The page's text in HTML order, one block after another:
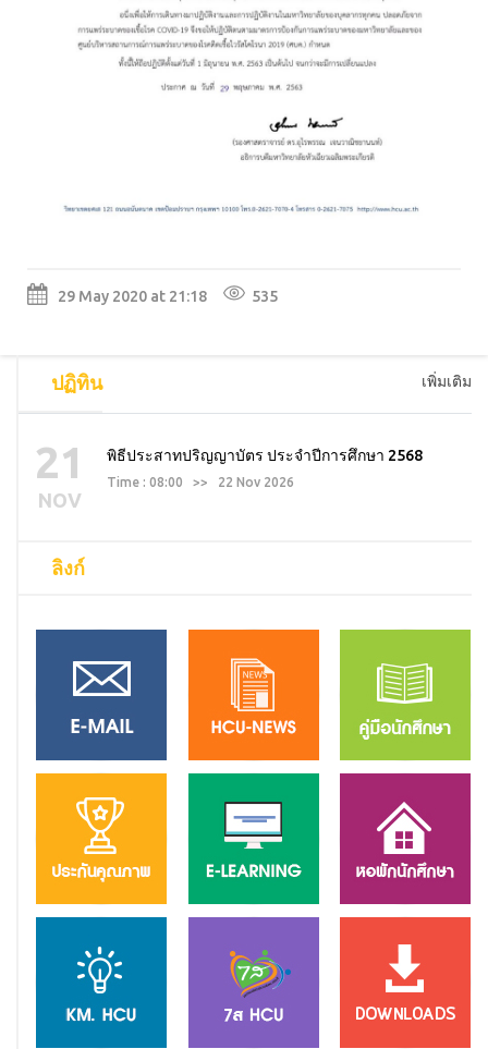
29 May 2020 at 21:18 535
ปฏิทิน เพิ่มเติม
21
NOV
พิธีประสาทปริญญาบัตร ประจำปีการศึกษา 2568
Time : 08:00 >> 22 Nov 2026
ลิงก์